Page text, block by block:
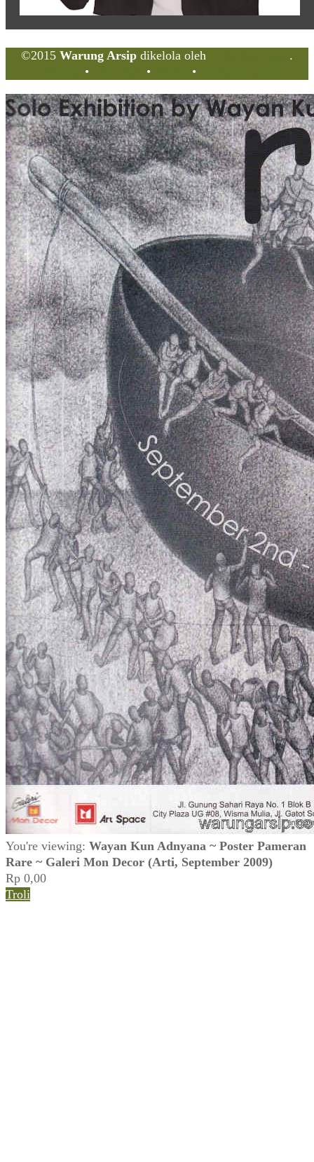
©2015 Warung Arsip dikelola oleh
.
• • •
You're viewing: Wayan Kun Adnyana ~ Poster Pameran
Rare ~ Galeri Mon Decor (Arti, September 2009)
Rp 0,00
Troli